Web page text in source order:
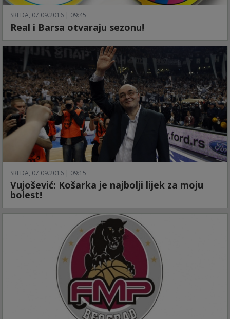
SREDA, 07.09.2016 | 09:45
Real i Barsa otvaraju sezonu!
SREDA, 07.09.2016 | 09:15
Vujošević: Košarka je najbolji lijek za moju
bolest!